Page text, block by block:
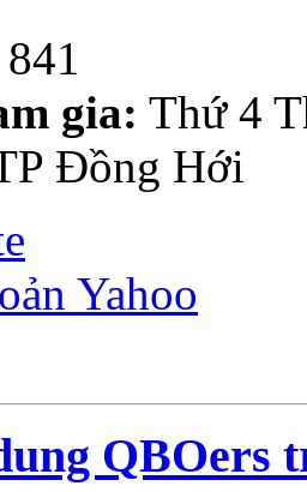
841
gia: Thứ 4
Đồng Hới
Yahoo
QBOers